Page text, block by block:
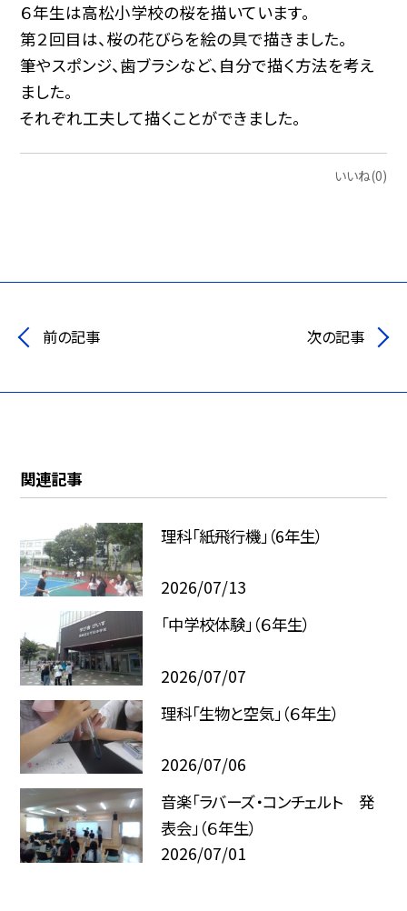
６年生は高松小学校の桜を描いています。
第２回目は、桜の花びらを絵の具で描きました。
筆やスポンジ、歯ブラシなど、自分で描く方法を考え
ました。
それぞれ工夫して描くことができました。
いいね(0)
前の記事 次の記事
関連記事
理科「紙飛行機」（6年生）
2026/07/13
「中学校体験」（６年生）
2026/07/07
理科「生物と空気」（６年生）
2026/07/06
音楽「ラバーズ・コンチェルト 発
表会」（６年生）
2026/07/01